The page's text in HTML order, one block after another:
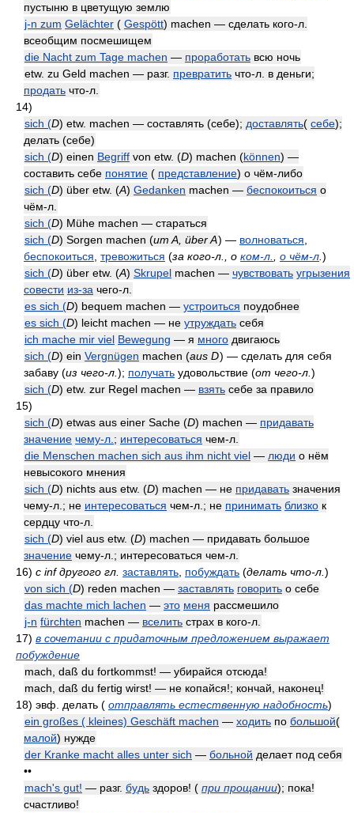
пустыню в цветущую землю
j-n zum Gelächter ( Gespött) machen — сделать кого-л.
всеобщим посмешищем
die Nacht zum Tage machen — проработать всю ночь
etw. zu Geld machen — разг. превратить что-л. в деньги;
продать что-л.
14)
sich (D) etw. machen — составлять (себе); доставлять( себе);
делать (себе)
sich (D) einen Begriff von etw. (D) machen (können) —
составить себе понятие ( представление) о чём-либо
sich (D) über etw. (A) Gedanken machen — беспокоиться о
чём-л.
sich (D) Mühe machen — стараться
sich (D) Sorgen machen (um A , überA) — волноваться
беспокоиться тревожиться (за кого-л., о ком-л. о чём-л )
sich (D) über etw. (A) Skrupel machen — чувствовать угрызения
совести из-за чего-л.
es sich (D) bequem machen — устроиться поудобнее
es sich (D) leicht machen — не утруждать себя
ich mache mir viel Bewegung — я много двигаюсь
sich (D) ein Vergnügen machen (aus D) — сделать для себя
забаву (из чего-л. ); получать удовольствие (от чего-л. )
sich (D) etw. zur Regel machen — взять себе за правило
15)
sich (D) etwas aus einer Sache (D) machen — придавать
значение чему-л. ; интересоваться чем-л.
die Menschen machen sich aus ihm nicht viel — люди о нём
невысокого мнения
sich (D) nichts aus etw. (D) machen — не придавать значения
чему-л.; не интересоваться чем-л.; не принимать близко к
сердцу что-л.
sich (D) viel aus etw. (D) machen — придавать большое
значение чему-л.; интересоваться чем-л.
16) с inf другого гл. заставлять побуждать (делать что-л. )
von sich (D) reden machen — заставлять говорить о себе
das machte mich lachen — это меня рассмешило
j-n fürchten machen — вселить страх в кого-л.
17) в сочетании с придаточным предложением выражает
побуждение
mach, daß du fortkommst! — убирайся отсюда!
mach, daß du fertig wirst! — не копайся!; кончай, наконец!
18) эвф. делать ( отправлять естественную надобность)
ein großes ( kleines) Geschäft machen — ходить по большой(
малой) нужде
der Kranke macht alles unter sich — больной делает под себя
••
mach's gut! — разг. будь здоров! ( при прощании); пока!
счастливо!